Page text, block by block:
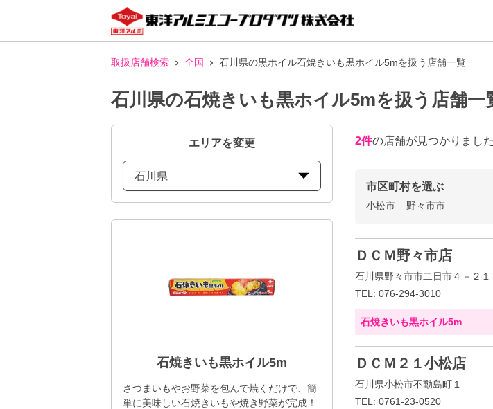
取扱店舗検索 全国 石川県の黒ホイル石焼きいも黒ホイル5mを扱う店舗一覧
石川県の石焼きいも黒ホイル5mを扱う店舗一
エリアを変更
石川県
石焼きいも黒ホイル5m
さつまいもやお野菜を包んで焼くだけで、簡
単に美味しい石焼きいもや焼き野菜が完成！
2件の店舗が見つかりました
市区町村を選ぶ
小松市 野々市市
ＤＣＭ野々市店
石川県野々市市二日市４－２１
TEL: 076-294-3010
石焼きいも黒ホイル5m
ＤＣＭ２１小松店
石川県小松市不動島町１
TEL: 0761-23-0520